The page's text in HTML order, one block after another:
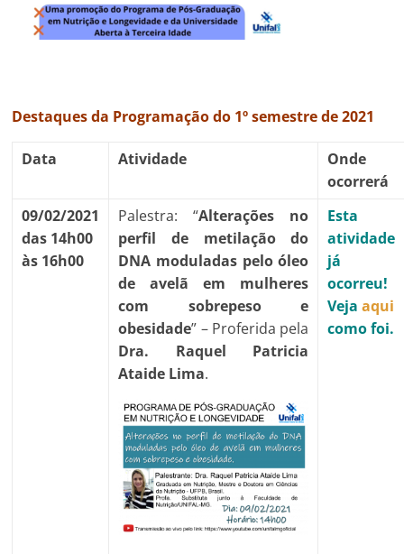
Destaques da Programação do 1º semestre de 2021
Data Atividade
Onde
ocorrerá
09/02/2021
das 14h00
às 16h00
Palestra: “Alterações no
perfil de metilaçãodo
DNA moduladas pelo óleo
de avelã em mulheres
com sobrepeso e
obesidade” – Proferida pela
Dra. Raquel Patricia
Ataide Lima.
Esta
atividade
já
ocorreu!
Vejaaqui
como foi.